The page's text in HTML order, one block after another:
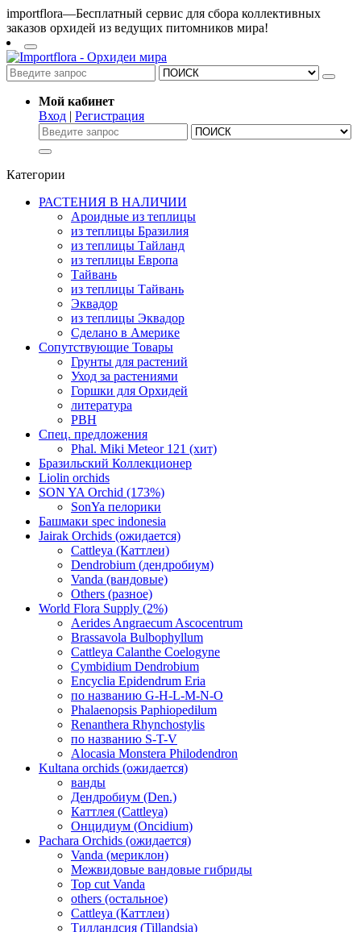
importflora—Бесплатный сервис для сбора коллективных
заказов орхидей из ведущих питомников мира!
Мой кабинет
Вход | Регистрация
Категории
РАСТЕНИЯ В НАЛИЧИИ
Ароидные из теплицы
из теплицы Бразилия
из теплицы Тайланд
из теплицы Европа
Тайвань
из теплицы Тайвань
Эквадор
из теплицы Эквадор
Сделано в Америке
Сопутствующие Товары
Грунты для растений
Уход за растениями
Горшки для Орхидей
литература
РВН
Спец. предложения
Phal. Miki Meteor 121 (хит)
Бразильский Коллекционер
Liolin orchids
SON YA Orchid (173%)
SonYa пелорики
Башмаки spec indonesia
Jairak Orchids (ожидается)
Cattleya (Каттлеи)
Dendrobium (дендробиум)
Vanda (вандовые)
Others (разное)
World Flora Supply (2%)
Aerides Angraecum Ascocentrum
Brassavola Bulbophyllum
Cattleya Calanthe Coelogyne
Cymbidium Dendrobium
Encyclia Epidendrum Eria
по названию G-H-L-M-N-O
Phalaenopsis Paphiopedilum
Renanthera Rhynchostylis
по названию S-T-V
Alocasia Monstera Philodendron
Kultana orchids (ожидается)
ванды
Дендробиум (Den.)
Каттлея (Cattleya)
Онцидиум (Oncidium)
Pachara Orchids (ожидается)
Vanda (мериклон)
Межвидовые вандовые гибриды
Top cut Vanda
others (остальное)
Cattleya (Каттлеи)
Тилландсия (Tillandsia)